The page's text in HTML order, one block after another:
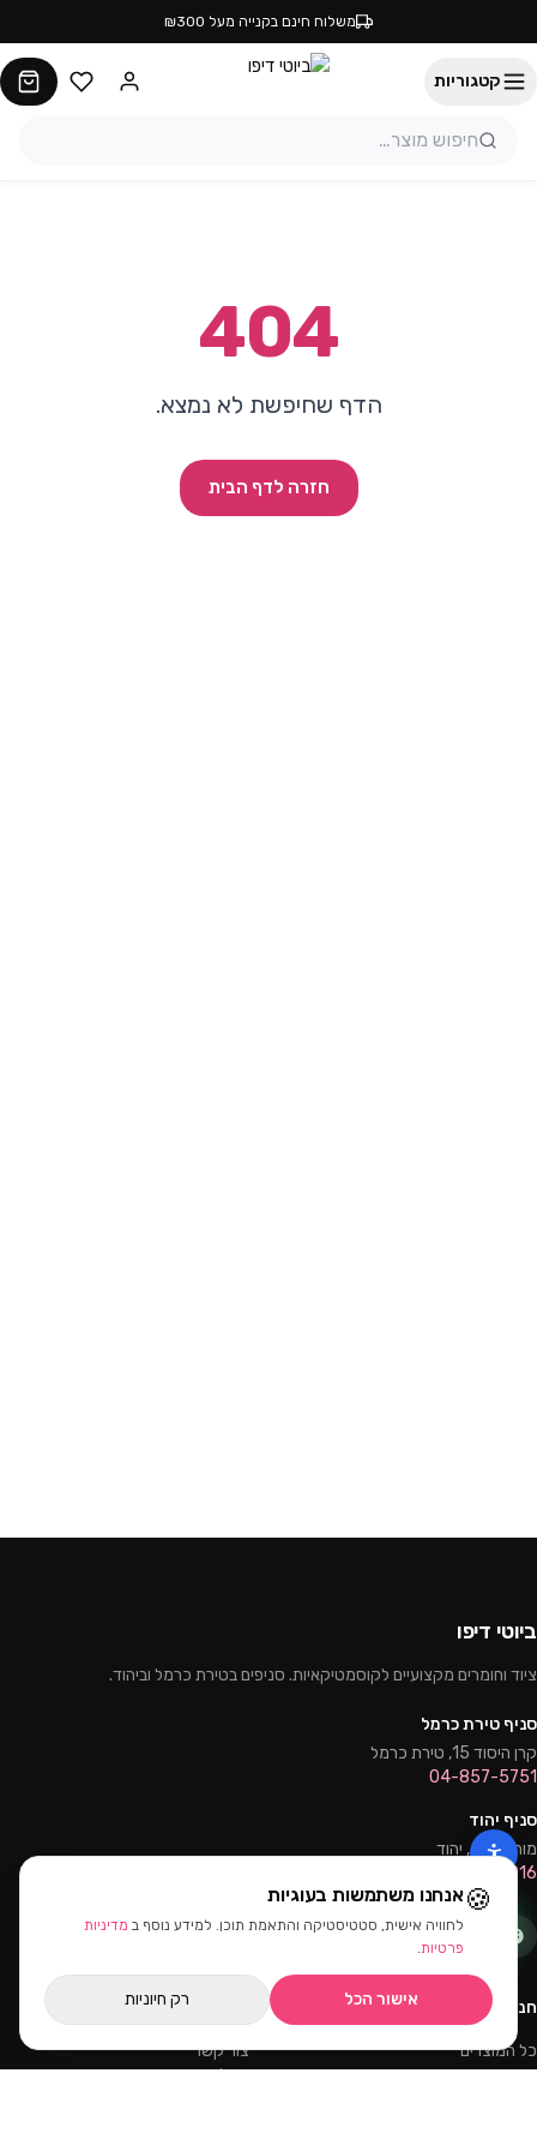
משלוח חינם בקנייה מעל ₪300
קטגוריות
404
הדף שחיפשת לא נמצא.
חזרה לדף הבית
ביוטי דיפו
ציוד וחומרים מקצועיים לקוסמטיקאיות. סניפים בטירת כרמל וביהוד.
סניף טירת כרמל
קרן היסוד 15, טירת כרמל
04-857-5751
סניף יהוד
מוהליבר 2, יהוד
03-632-0016
חנות
כל המוצרים
מבצעים
צור קשר
שאלות נפוצות
🍪אנחנו משתמשות בעוגיות
לחוויה אישית, סטטיסטיקה והתאמת תוכן. למידע נוסף ב מדיניות
פרטיות.
אישור הכל רק חיוניות